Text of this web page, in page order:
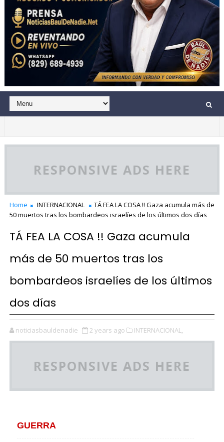
RESPONSIVE ADS HERE
Home INTERNACIONAL
TÁ FEA LA COSA !! Gaza acumula más de
50 muertos tras los bombardeos israelíes de los últimos dos días
TÁ FEA LA COSA !! Gaza acumula
más de 50 muertos tras los
bombardeos israelíes de los últimos
dos días
noticiasbauldenadie 2 years ago INTERNACIONAL,
RESPONSIVE ADS HERE
GUERRA